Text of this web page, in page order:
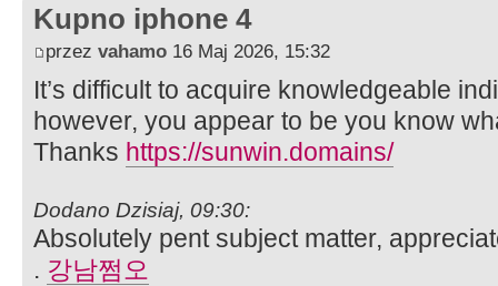
Kupno iphone 4
przez vahamo 16 Maj 2026, 15:32
It’s difficult to acquire knowledgeable
however, you appear to be you know
Thanks https://sunwin.domains/
Dodano Dzisiaj, 09:30:
Absolutely pent subject matter,
. 강남쩜오